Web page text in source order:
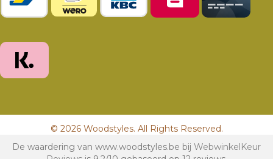
© 2026 Woodstyles. All Rights Reserved.
De waardering van www.woodstyles.be bij WebwinkelKeur